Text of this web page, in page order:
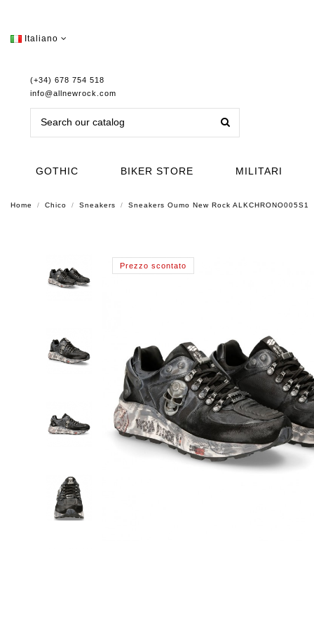
Italiano
(+34) 678 754 518
info@allnewrock.com
GOTHIC BIKER STORE MILITARI
Home Chico Sneakers Sneakers Oumo New Rock ALKCHRONO005S1
Prezzo scontato